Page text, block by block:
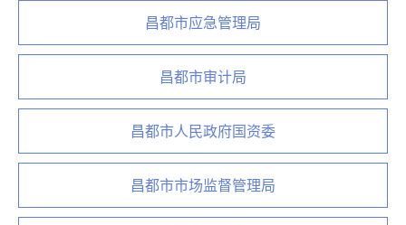
昌都市应急管理局
昌都市审计局
昌都市人民政府国资委
昌都市市场监督管理局